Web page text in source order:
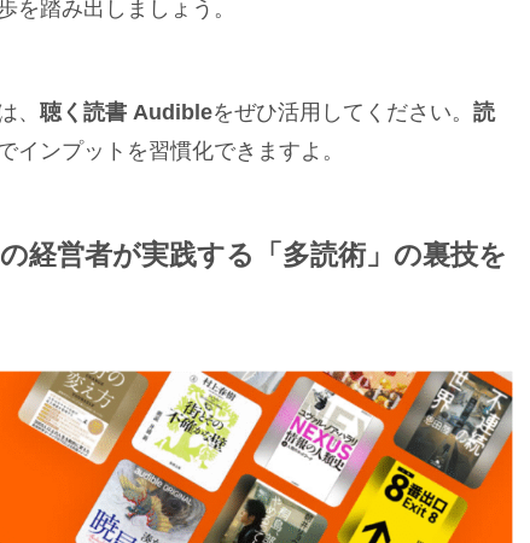
を踏み出しましょう。
、 聴く読書 Audibleをぜひ活用してください。 読
インプットを習慣化できますよ。
経営者が実践する「多読術」の裏技を